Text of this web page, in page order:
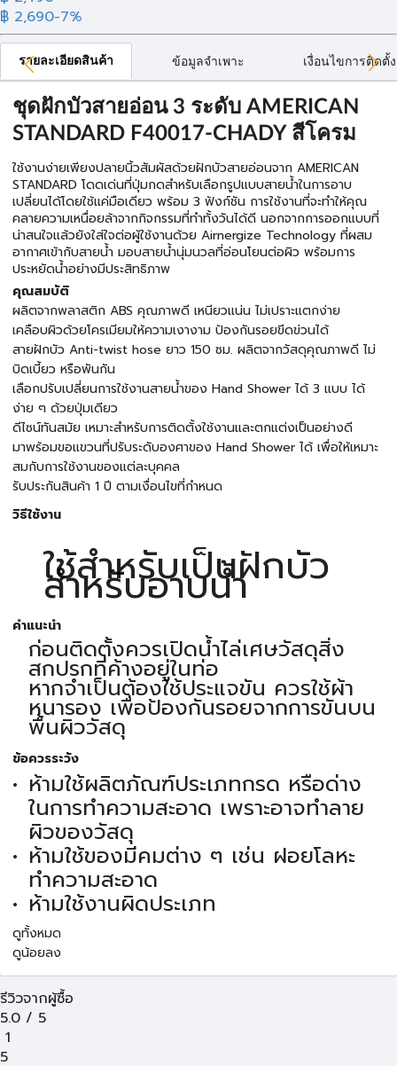
฿ 2,690-7%
รายละเอียดสินค้า ข้อมูลจำเพาะ เงื่อนไขการติดตั้ง
ชุดฝักบัวสายอ่อน 3 ระดับ AMERICAN
STANDARD F40017-CHADY สีโครม
ใช้งานง่ายเพียงปลายนิ้วสัมผัสด้วยฝักบัวสายอ่อนจาก AMERICAN
STANDARD โดดเด่นที่ปุ่มกดสำหรับเลือกรูปแบบสายน้ำในการอาบ
เปลี่ยนได้โดยใช้แค่มือเดียว พร้อม 3 ฟังก์ชัน การใช้งานที่จะทำให้คุณ
คลายความเหนื่อยล้าจากกิจกรรมที่ทำทั้งวันได้ดี นอกจากการออกแบบที่
น่าสนใจแล้วยังใส่ใจต่อผู้ใช้งานด้วย Airnergize Technology ที่ผสม
อากาศเข้ากับสายน้ำ มอบสายน้ำนุ่มนวลที่อ่อนโยนต่อผิว พร้อมการ
ประหยัดน้ำอย่างมีประสิทธิภาพ
คุณสมบัติ
ผลิตจากพลาสติก ABS คุณภาพดี เหนียวแน่น ไม่เปราะแตกง่าย
เคลือบผิวด้วยโครเมียมให้ความเงางาม ป้องกันรอยขีดข่วนได้
สายฝักบัว Anti-twist hose ยาว 150 ซม. ผลิตจากวัสดุคุณภาพดี ไม่
บิดเบี้ยว หรือพันกัน
เลือกปรับเปลี่ยนการใช้งานสายน้ำของ Hand Shower ได้ 3 แบบ ได้
ง่าย ๆ ด้วยปุ่มเดียว
ดีไซน์ทันสมัย เหมาะสำหรับการติดตั้งใช้งานและตกแต่งเป็นอย่างดี
มาพร้อมขอแขวนที่ปรับระดับองศาของ Hand Shower ได้ เพื่อให้เหมาะ
สมกับการใช้งานของแต่ละบุคคล
รับประกันสินค้า 1 ปี ตามเงื่อนไขที่กำหนด
วิธีใช้งาน
ใช้สำหรับเป็นฝักบัว
สำหรับอาบน้ำ
คำแนะนำ
ก่อนติดตั้งควรเปิดน้ำไล่เศษวัสดุสิ่ง
สกปรกที่ค้างอยู่ในท่อ
หากจำเป็นต้องใช้ประแจขัน ควรใช้ผ้า
หนารอง เพื่อป้องกันรอยจากการขันบน
พื้นผิววัสดุ
ข้อควรระวัง
ห้ามใช้ผลิตภัณฑ์ประเภทกรด หรือด่าง
ในการทำความสะอาด เพราะอาจทำลาย
ผิวของวัสดุ
ห้ามใช้ของมีคมต่าง ๆ เช่น ฝอยโลหะ
ทำความสะอาด
ห้ามใช้งานผิดประเภท
ดูทั้งหมด
ดูน้อยลง
รีวิวจากผู้ซื้อ
5.0 / 5
1
5